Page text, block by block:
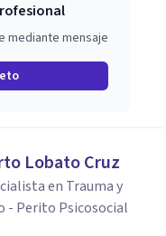
mediante mensaje
Lobato Cruz
en Trauma y
- Perito Psicosocial